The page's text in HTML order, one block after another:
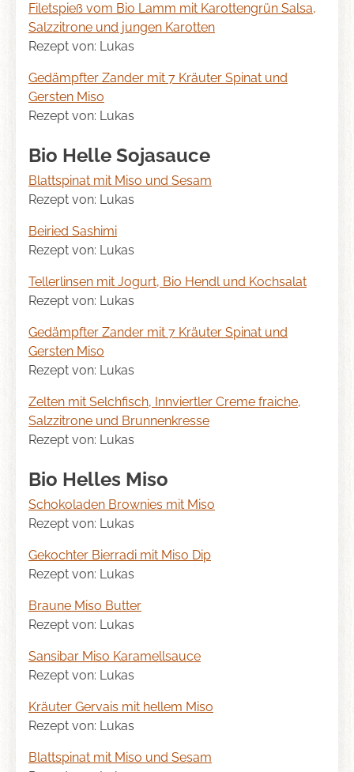
Filetspieß vom Bio Lamm mit Karottengrün Salsa,
Salzzitrone und jungen Karotten
Rezept von: Lukas
Gedämpfter Zander mit 7 Kräuter Spinat und
Gersten Miso
Rezept von: Lukas
Bio Helle Sojasauce
Blattspinat mit Miso und Sesam
Rezept von: Lukas
Beiried Sashimi
Rezept von: Lukas
Tellerlinsen mit Jogurt, Bio Hendl und Kochsalat
Rezept von: Lukas
Gedämpfter Zander mit 7 Kräuter Spinat und
Gersten Miso
Rezept von: Lukas
Zelten mit Selchfisch, Innviertler Creme fraiche,
Salzzitrone und Brunnenkresse
Rezept von: Lukas
Bio Helles Miso
Schokoladen Brownies mit Miso
Rezept von: Lukas
Gekochter Bierradi mit Miso Dip
Rezept von: Lukas
Braune Miso Butter
Rezept von: Lukas
Sansibar Miso Karamellsauce
Rezept von: Lukas
Kräuter Gervais mit hellem Miso
Rezept von: Lukas
Blattspinat mit Miso und Sesam